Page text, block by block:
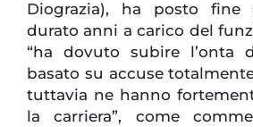
Diograzia), ha posto
durato anni a carico del
“ha dovuto subire l’onta
basato su accuse
tuttavia ne hanno
la carriera”, come